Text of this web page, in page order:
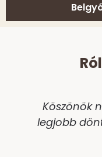
Köszönök
legjobb